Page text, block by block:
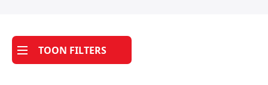
Tijdpakker stof
TOON FILTERS